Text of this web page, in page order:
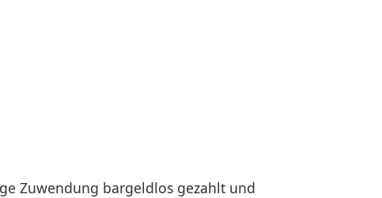
Zuwendung bargeldlos gezahlt und